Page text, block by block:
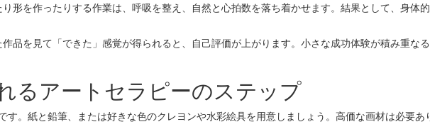
形を作ったりする作業は、呼吸を整え、自然と心拍数を落ち着かせます。結果として、身体
品を見て「できた」感覚が得られると、自己評価が上がります。小さな成功体験が積み重な
るアートセラピーのステップ
す。紙と鉛筆、または好きな色のクレヨンや水彩絵具を用意しましょう。高価な画材は必要あ